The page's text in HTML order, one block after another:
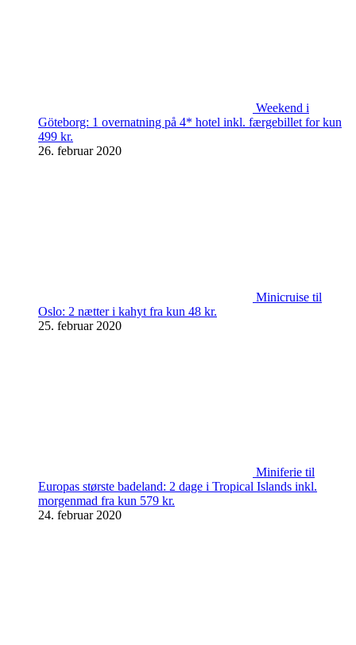
Weekend i
Göteborg: 1 overnatning på 4* hotel inkl. færgebillet for kun
499 kr.
26. februar 2020
Minicruise til
Oslo: 2 nætter i kahyt fra kun 48 kr.
25. februar 2020
Miniferie til
Europas største badeland: 2 dage i Tropical Islands inkl.
morgenmad fra kun 579 kr.
24. februar 2020